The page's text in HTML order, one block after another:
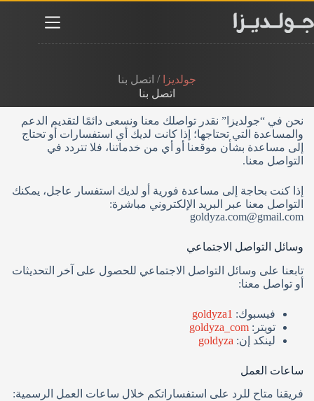
إلى
المحتوى
جولديزا / اتصل بنا
اتصل بنا
نحن في “جولديزا” نقدر تواصلك معنا ونسعى دائمًا لتقديم الدعم
والمساعدة التي تحتاجها؛ إذا كانت لديك أي استفسارات أو تحتاج
إلى مساعدة بشأن موقعنا أو أي من خدماتنا، فلا تتردد في
التواصل معنا.
إذا كنت بحاجة إلى مساعدة فورية أو لديك استفسار عاجل، يمكنك
التواصل معنا عبر البريد الإلكتروني مباشرة:
goldyza.com@gmail.com
وسائل التواصل الاجتماعي
تابعنا على وسائل التواصل الاجتماعي للحصول على آخر التحديثات
أو تواصل معنا:
فيسبوك: goldyza1
تويتر: goldyza_com
لينكد إن: goldyza
ساعات العمل
فريقنا متاح للرد على استفساراتكم خلال ساعات العمل الرسمية: